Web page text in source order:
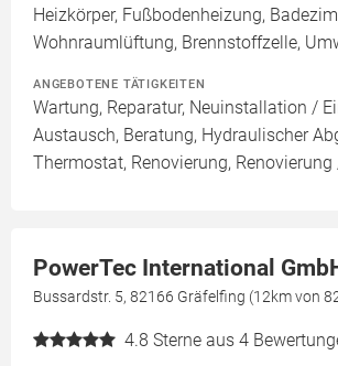
Heizkörper, Fußbodenheizung,
Wohnraumlüftung, Brennstoffzelle,
ANGEBOTENE TÄTIGKEITEN
Wartung, Reparatur, Neuinstallation /
Austausch, Beratung, Hydraulischer
Thermostat, Renovierung,
PowerTec International
Bussardstr. 5, 82166 Gräfelfing (12km von
4.8 Sterne aus 4